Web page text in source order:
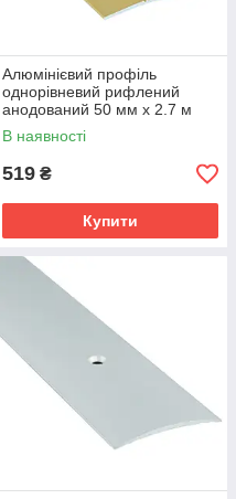
Алюмінієвий профіль
однорівневий рифлений
анодований 50 мм х 2.7 м
золото
В наявності
519 ₴
Купити